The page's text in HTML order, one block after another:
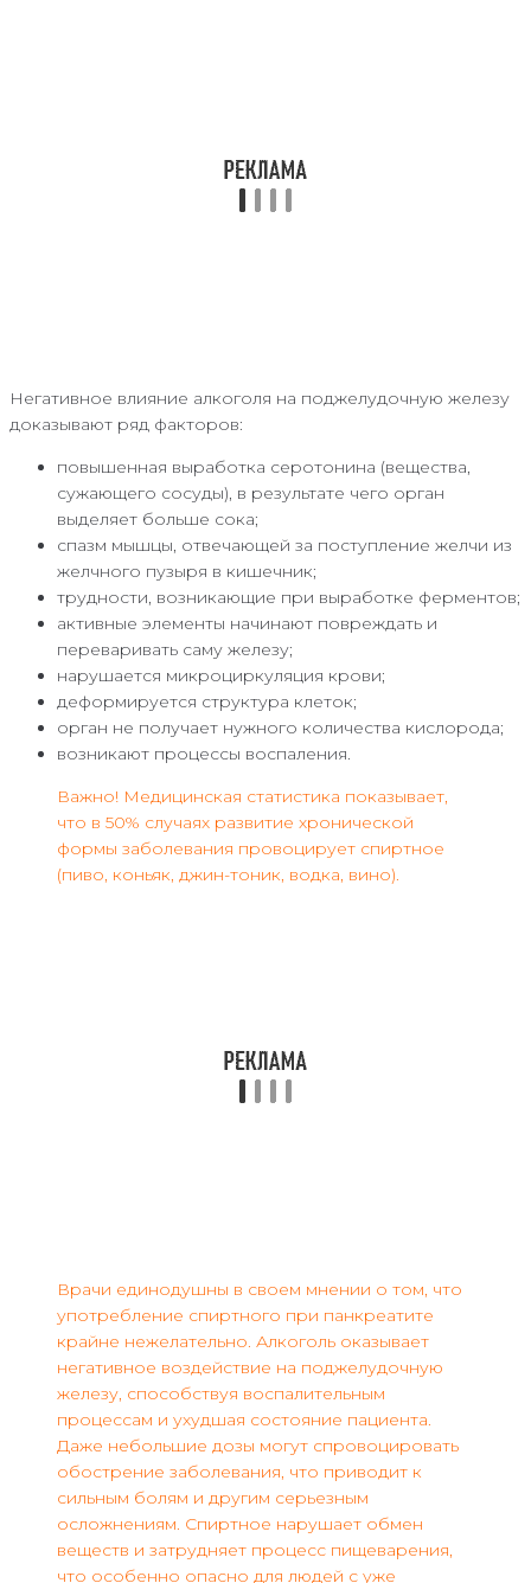
Негативное влияние алкоголя на поджелудочную железу
доказывают ряд факторов:
повышенная выработка серотонина (вещества,
сужающего сосуды), в результате чего орган
выделяет больше сока;
спазм мышцы, отвечающей за поступление желчи из
желчного пузыря в кишечник;
трудности, возникающие при выработке ферментов;
активные элементы начинают повреждать и
переваривать саму железу;
нарушается микроциркуляция крови;
деформируется структура клеток;
орган не получает нужного количества кислорода;
возникают процессы воспаления.
Важно! Медицинская статистика показывает,
что в 50% случаях развитие хронической
формы заболевания провоцирует спиртное
(пиво, коньяк, джин-тоник, водка, вино).
Врачи единодушны в своем мнении о том, что
употребление спиртного при панкреатите
крайне нежелательно. Алкоголь оказывает
негативное воздействие на поджелудочную
железу, способствуя воспалительным
процессам и ухудшая состояние пациента.
Даже небольшие дозы могут спровоцировать
обострение заболевания, что приводит к
сильным болям и другим серьезным
осложнениям. Спиртное нарушает обмен
веществ и затрудняет процесс пищеварения,
что особенно опасно для людей с уже